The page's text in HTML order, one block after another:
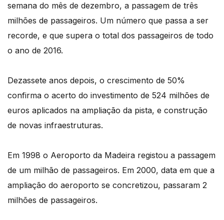
semana do mês de dezembro, a passagem de três
milhões de passageiros. Um número que passa a ser
recorde, e que supera o total dos passageiros de todo
o ano de 2016.
Dezassete anos depois, o crescimento de 50%
confirma o acerto do investimento de 524 milhões de
euros aplicados na ampliação da pista, e construção
de novas infraestruturas.
Em 1998 o Aeroporto da Madeira registou a passagem
de um milhão de passageiros. Em 2000, data em que a
ampliação do aeroporto se concretizou, passaram 2
milhões de passageiros.